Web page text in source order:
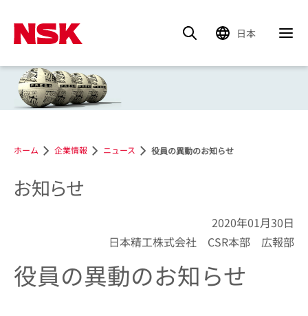
ホーム 企業情報 ニュース 役員の異動のお知らせ
日本
お知らせ
2020年01月30日
日本精工株式会社 CSR本部 広報部
役員の異動のお知らせ